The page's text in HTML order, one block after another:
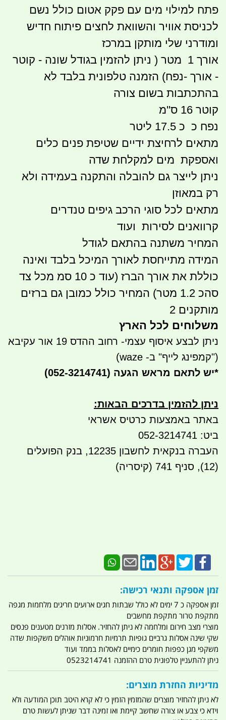
פתח למילוי מים עם פקק אטום כולל נשם
לכניסת אוויר והשוואת לחצים פיתוח חדיש
ומודרני שלי מותקן במרכז
אורך 1 מטר ( ניתן להזמין בגודל שונה - קוטר
- אורך -נפח) הזמנה טלפונית בלבד לא
בהתכתבות בשום צורה
קוטר 16 ס''מ
נפח כ כ 17.5 ליטר
מתאים לרחיצת ידיים שטיפת פנים כלים
ואספקת מים למקלחת שדה
ניתן לייצר גם להובלה והתקנה בעמידה ולא
רק במאוזן
מתאים לכל סוגי הרכב גיפים טנדרים
קרוואנים לסירות ועוד
המחיר משתנה בהתאם לגודל
המידה מתייחסת לאורך המיכל בלבד ואינה
כוללת את אורך הברז (עוד כ 10 סמ מכל צד
סהכ 1.2 מטר) המחיר כולל כמובן גם ברזים
מותקנים 2
משלוחים לכל הארץ
ניתן לבצע איסוף עצמי- רחוב ההדס 19 אור עקיבא
("קמפינג לייף" ב- waze)
*יש לתאם מראש הגעה (052-3214741)
ניתן להזמין בדרכים הבאות:
באתר באמצעות כרטיס אשראי
ביט: 052-3214741
העברה בנקאית לחשבון 12235, בנק הפועלים
(12), סניף 741 (קיסריה)
זמן אספקה ותנאי רכישה:
זמן אספקה כ 7 ימים לא כולל שבתות חגים ארועים חריגים מלחמות מגפה
מתקפת טרור מתקפת מחשבים
מוצרי מצב חירום ומלחמה לא ניתן להחזיר. אסלות מזרנים מטענים פנסים
שקי שינה אסלות גרביים גופיות תרמיות חרמוניות אוהלים משקפות שדה
משקפי מגן כפפות חומרים כימיים לאסלות בממד ועוד
ניתן להתעניין טלפונית טרם ההזמנה 0523214741
מדיניות החזרת מוצרים:
לא ניתן להחזיר מוצרים שהמזמין הזמין כי לא קרא היטב תוכן המודעה ולא
וידא כי צבע או צורה שחשב קיימת ואו זמינה דבר שניתן לעשות טרם